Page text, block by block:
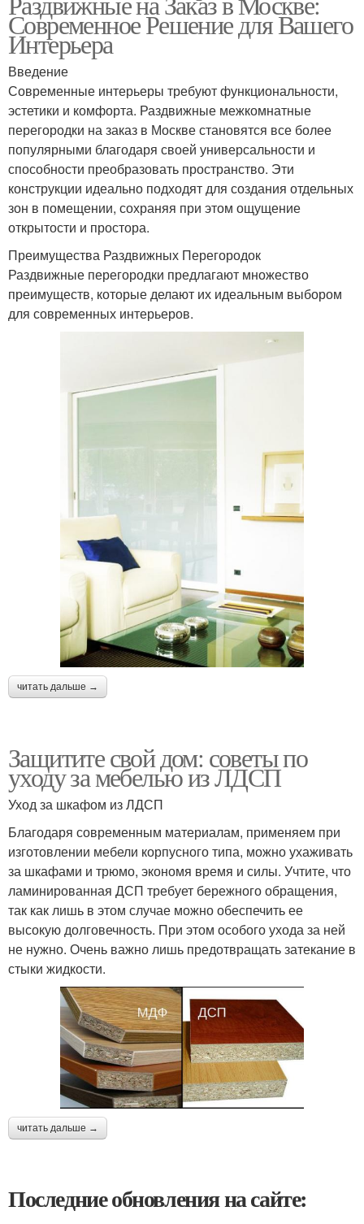
Современное Решение для Вашего
Интерьера
Введение
Современные интерьеры требуют функциональности,
эстетики и комфорта. Раздвижные межкомнатные
перегородки на заказ в Москве становятся все более
популярными благодаря своей универсальности и
способности преобразовать пространство. Эти
конструкции идеально подходят для создания отдельных
зон в помещении, сохраняя при этом ощущение
открытости и простора.
Преимущества Раздвижных Перегородок
Раздвижные перегородки предлагают множество
преимуществ, которые делают их идеальным выбором
для современных интерьеров.
читать дальше →
Защитите свой дом: советы по
уходу за мебелью из ЛДСП
Уход за шкафом из ЛДСП
Благодаря современным материалам, применяем при
изготовлении мебели корпусного типа, можно ухаживать
за шкафами и трюмо, экономя время и силы. Учтите, что
ламинированная ДСП требует бережного обращения,
так как лишь в этом случае можно обеспечить ее
высокую долговечность. При этом особого ухода за ней
не нужно. Очень важно лишь предотвращать затекание в
стыки жидкости.
читать дальше →
Последние обновления на сайте: